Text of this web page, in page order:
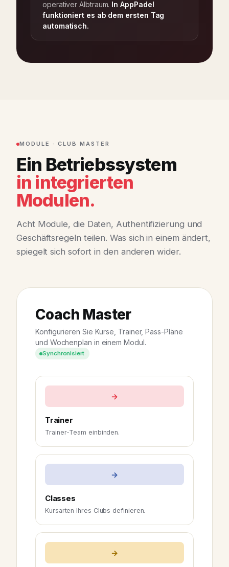
operativer Albtraum. In AppPadel
funktioniert es ab dem ersten Tag
automatisch.
MODULE · CLUB MASTER
Ein Betriebssystem
in integrierten
Modulen.
Acht Module, die Daten, Authentifizierung und
Geschäftsregeln teilen. Was sich in einem ändert,
spiegelt sich sofort in den anderen wider.
Coach Master
Konfigurieren Sie Kurse, Trainer, Pass-Pläne
und Wochenplan in einem Modul.
Synchronisiert
→
Trainer
Trainer-Team einbinden.
→
Classes
Kursarten Ihres Clubs definieren.
→